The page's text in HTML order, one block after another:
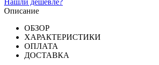
Нашли дешевле?
Описание
ОБЗОР
ХАРАКТЕРИСТИКИ
ОПЛАТА
ДОСТАВКА